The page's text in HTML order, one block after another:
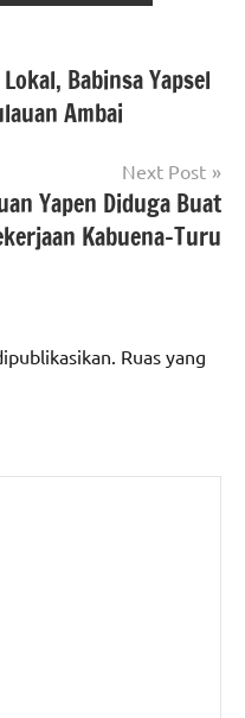
Babinsa Yapsel
Ambai
Next Post
Yapen Diduga Buat
Kabuena-Turu
Ruas yang